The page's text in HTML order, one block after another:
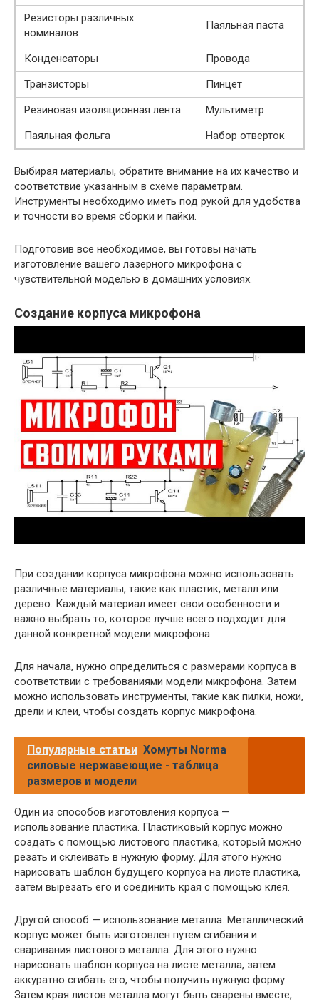
Резисторы различных
номиналов
Паяльная паста
Конденсаторы
Провода
Транзисторы
Пинцет
Резиновая изоляционная лента
Мультиметр
Паяльная фольга
Набор отверток
Выбирая материалы, обратите внимание на их качество и
соответствие указанным в схеме параметрам.
Инструменты необходимо иметь под рукой для удобства
и точности во время сборки и пайки.
Подготовив все необходимое, вы готовы начать
изготовление вашего лазерного микрофона с
чувствительной моделью в домашних условиях.
Создание корпуса микрофона
При создании корпуса микрофона можно использовать
различные материалы, такие как пластик, металл или
дерево. Каждый материал имеет свои особенности и
важно выбрать то, которое лучше всего подходит для
данной конкретной модели микрофона.
Для начала, нужно определиться с размерами корпуса в
соответствии с требованиями модели микрофона. Затем
можно использовать инструменты, такие как пилки, ножи,
дрели и клеи, чтобы создать корпус микрофона.
Популярные статьи Хомуты Norma
силовые нержавеющие - таблица
размеров и модели
Один из способов изготовления корпуса —
использование пластика. Пластиковый корпус можно
создать с помощью листового пластика, который можно
резать и склеивать в нужную форму. Для этого нужно
нарисовать шаблон будущего корпуса на листе пластика,
затем вырезать его и соединить края с помощью клея.
Другой способ — использование металла. Металлический
корпус может быть изготовлен путем сгибания и
сваривания листового металла. Для этого нужно
нарисовать шаблон корпуса на листе металла, затем
аккуратно сгибать его, чтобы получить нужную форму.
Затем края листов металла могут быть сварены вместе,